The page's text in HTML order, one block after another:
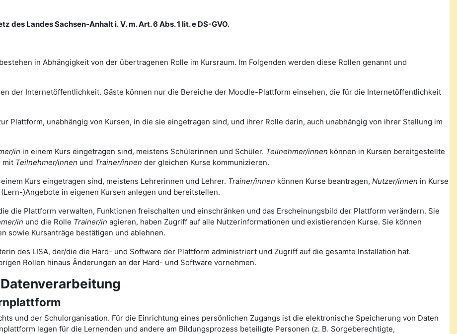
des Landes Sachsen-Anhalt i. V. m. Art. 6 Abs. 1 lit. e DS-GVO.
in Abhängigkeit von der übertragenen Rolle im Kursraum. Im Folgenden werden diese Rollen genannt und
der Internetöffentlichkeit. Gäste können nur die Bereiche der Moodle-Plattform einsehen, die für die Internetöffentlichkeit
Plattform, unabhängig von Kursen, in die sie eingetragen sind, und ihrer Rolle darin, auch unabhängig von ihrer Stellung im
in in einem Kurs eingetragen sind, meistens Schülerinnen und Schüler. Teilnehmer/innen können in Kursen bereitgestellte
mit Teilnehmer/innen und Trainer/innen der gleichen Kurse kommunizieren.
Kurs eingetragen sind, meistens Lehrerinnen und Lehrer. Trainer/innen können Kurse beantragen, Nutzer/innen in Kurse
)Angebote in eigenen Kursen anlegen und bereitstellen.
die Plattform verwalten, Funktionen freischalten und einschränken und das Erscheinungsbild der Plattform verändern. Sie
in und die Rolle Trainer/in agieren, haben Zugriff auf alle Nutzerinformationen und existierenden Kurse. Sie können
sowie Kursanträge bestätigen und ablehnen.
des LISA, der/die die Hard- und Software der Plattform administriert und Zugriff auf die gesamte Installation hat.
Rollen hinaus Änderungen an der Hard- und Software vornehmen.
und der Schulorganisation. Für die Einrichtung eines persönlichen Zugangs ist die elektronische Speicherung von Daten
legen für die Lernenden und andere am Bildungsprozess beteiligte Personen (z. B. Sorgeberechtigte,